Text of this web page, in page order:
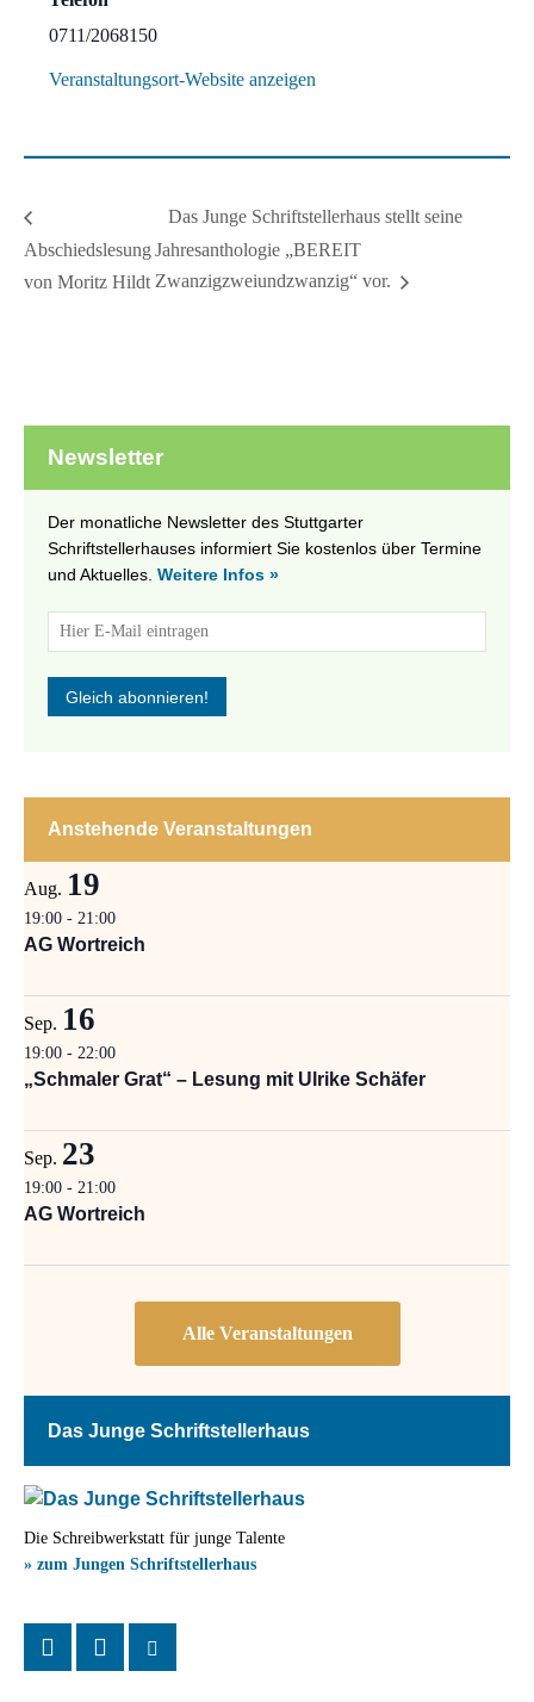
0711/2068150
Veranstaltungsort-Website anzeigen
Abschiedslesung
von Moritz Hildt
Das Junge Schriftstellerhaus stellt seine
Jahresanthologie „BEREIT
Zwanzigzweiundzwanzig“ vor.
Newsletter
Der monatliche Newsletter des Stuttgarter
Schriftstellerhauses informiert Sie kostenlos über Termine
und Aktuelles. Weitere Infos »
Anstehende Veranstaltungen
Aug. 19
19:00 - 21:00
AG Wortreich
Sep. 16
19:00 - 22:00
„Schmaler Grat“ – Lesung mit Ulrike Schäfer
Sep. 23
19:00 - 21:00
AG Wortreich
Das Junge Schriftstellerhaus
Die Schreibwerkstatt für junge Talente
» zum Jungen Schriftstellerhaus